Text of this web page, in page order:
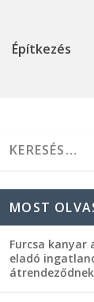
Építkezés
MOST
Furcsa kanyar
eladó